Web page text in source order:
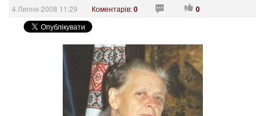
4 Липня 2008 11:29 Коментарів:0 0